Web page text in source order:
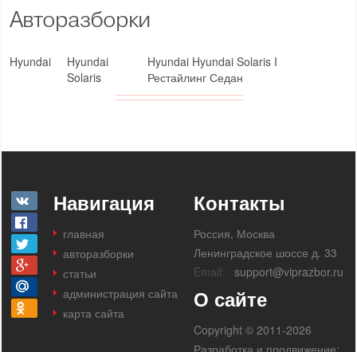
Авторазборки
Hyundai
Hyundai
Solaris
Hyundai Hyundai Solaris I
Рестайлинг Седан
Навигация
главная
авторазборки
статьи
администрация сайта
карта сайта
Контакты
Россия, Москва
Ленинградское шоссе д. 33
Email:
support@viprazbor.ru
О сайте
Copyright © 2011-2026
Разработка и продвижение: